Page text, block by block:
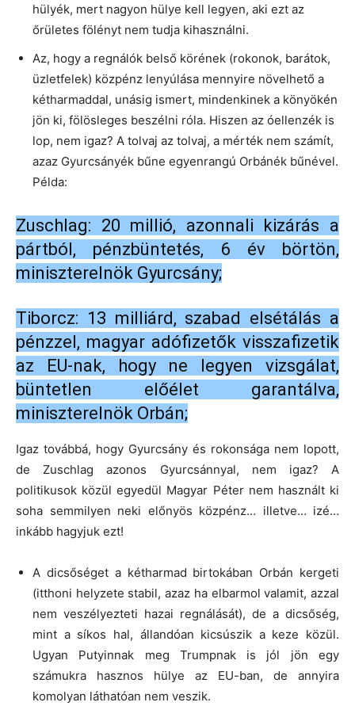
hülyék, mert nagyon hülye kell legyen, aki ezt az
őrületes fölényt nem tudja kihasználni.
Az, hogy a regnálók belső körének (rokonok, barátok,
üzletfelek) közpénz lenyúlása mennyire növelhető a
kétharmaddal, unásig ismert, mindenkinek a könyökén
jön ki, fölösleges beszélni róla. Hiszen az óellenzék is
lop, nem igaz? A tolvaj az tolvaj, a mérték nem számít,
azaz Gyurcsányék bűne egyenrangú Orbánék bűnével.
Példa:
Zuschlag: 20 millió, azonnali kizárás a
pártból, pénzbüntetés, 6 év börtön,
miniszterelnök Gyurcsány;
Tiborcz: 13 milliárd, szabad elsétálás a
pénzzel, magyar adófizetők visszafizetik
az EU-nak, hogy ne legyen vizsgálat,
büntetlen előélet garantálva,
miniszterelnök Orbán;
Igaz továbbá, hogy Gyurcsány és rokonsága nem lopott,
de Zuschlag azonos Gyurcsánnyal, nem igaz? A
politikusok közül egyedül Magyar Péter nem használt ki
soha semmilyen neki előnyös közpénz… illetve… izé…
inkább hagyjuk ezt!
A dicsőséget a kétharmad birtokában Orbán kergeti
(itthoni helyzete stabil, azaz ha elbarmol valamit, azzal
nem veszélyezteti hazai regnálását), de a dicsőség,
mint a síkos hal, állandóan kicsúszik a keze közül.
Ugyan Putyinnak meg Trumpnak is jól jön egy
számukra hasznos hülye az EU-ban, de annyira
komolyan láthatóan nem veszik.